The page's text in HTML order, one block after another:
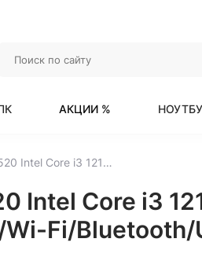
АКЦИИ %
DELL Vostro 3520 Intel Core i3 1215U 1200MHz/15.6"/1920x1080/16GB/512GB SSD/Intel UHD Graphics/Wi-Fi/Bluetooth/Ubuntu (HDL5A91028W-16G) Black
Intel Core i3
Wi-Fi/